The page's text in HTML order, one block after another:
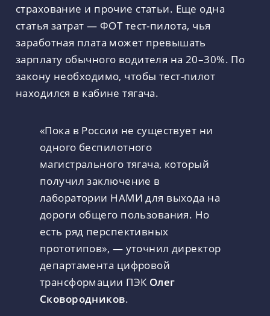
страхование и прочие статьи. Еще одна
статья затрат — ФОТ тест-пилота, чья
заработная плата может превышать
зарплату обычного водителя на 20–30%. По
закону необходимо, чтобы тест-пилот
находился в кабине тягача.
«Пока в России не существует ни
одного беспилотного
магистрального тягача, который
получил заключение в
лаборатории НАМИ для выхода на
дороги общего пользования. Но
есть ряд перспективных
прототипов», — уточнил директор
департамента цифровой
трансформации ПЭК Олег
Сковородников.